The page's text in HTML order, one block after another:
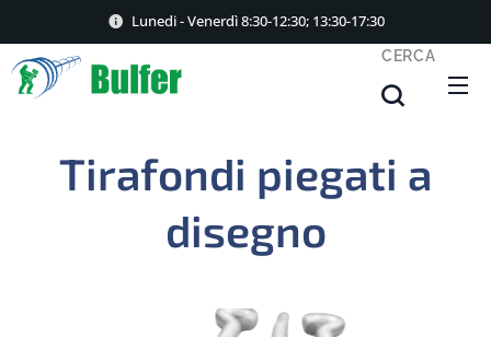
Lunedi - Venerdì 8:30-12:30; 13:30-17:30
CERCA
Tirafondi piegati a
disegno